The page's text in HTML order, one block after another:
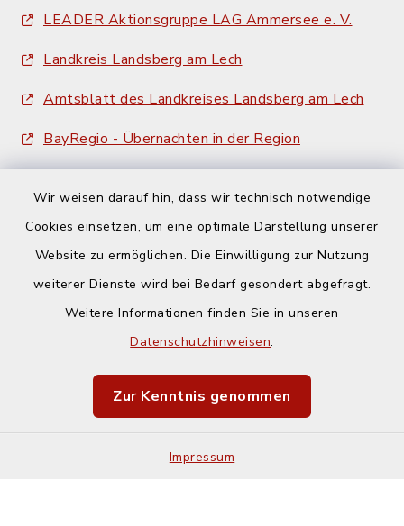
Wir weisen darauf hin, dass wir technisch notwendige
Cookies einsetzen, um eine optimale Darstellung unserer
Website zu ermöglichen. Die Einwilligung zur Nutzung
weiterer Dienste wird bei Bedarf gesondert abgefragt.
Weitere Informationen finden Sie in unseren
Datenschutzhinweisen.
Zur Kenntnis genommen
Impressum
LEADER Aktionsgruppe LAG Ammersee e. V.
Landkreis Landsberg am Lech
Amtsblatt des Landkreises Landsberg am Lech
BayRegio - Übernachten in der Region
Barrierefreiheit
Impressum
Sitemap